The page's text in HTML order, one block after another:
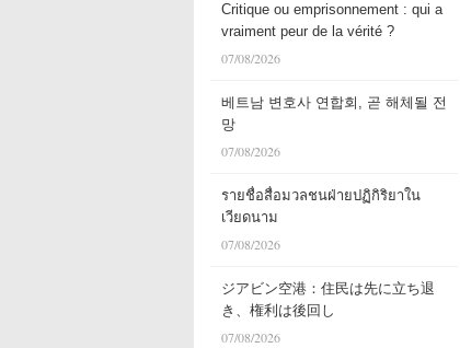
Critique ou emprisonnement : qui a
vraiment peur de la vérité ?
07/08/2026
베트남 변호사 연합회, 곧 해체될 전
망
07/08/2026
รายชื่อสื่อมวลชนฝ่ายปฏิกิริยาใน
เวียดนาม
07/08/2026
ジアビン空港：住民は先に立ち退
き、権利は後回し
07/08/2026